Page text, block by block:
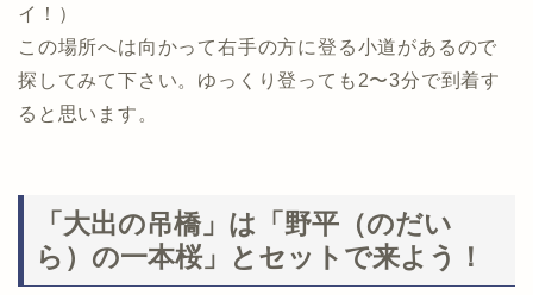
イ！）
この場所へは向かって右手の方に登る小道があるので
探してみて下さい。ゆっくり登っても2〜3分で到着す
ると思います。
「大出の吊橋」は「野平（のだい
ら）の一本桜」とセットで来よう！